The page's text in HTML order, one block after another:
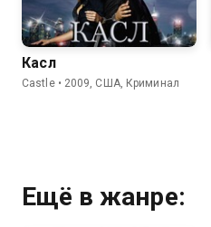
Касл
Castle • 2009, США, Криминал
Ещё в жанре: